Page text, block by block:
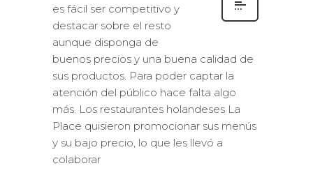
es fácil ser competitivo y
destacar sobre el resto
aunque disponga de
buenos precios y una buena calidad de
sus productos. Para poder captar la
atención del público hace falta algo
más. Los restaurantes holandeses La
Place quisieron promocionar sus menús
y su bajo precio, lo que les llevó a
colaborar